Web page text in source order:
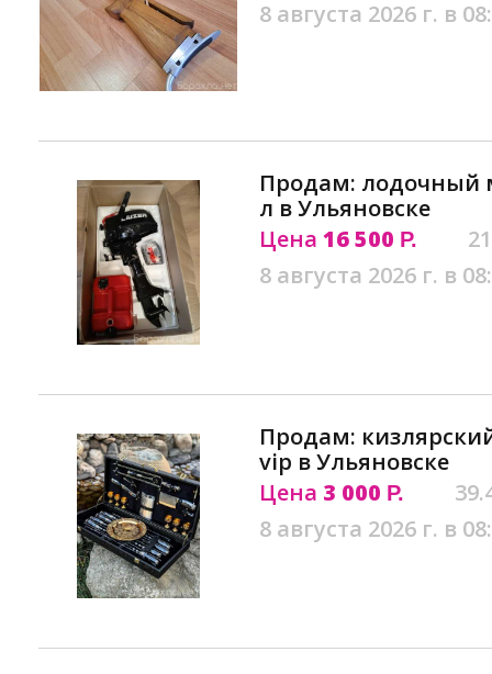
8 августа 2026 г. в
Продам: лодочный
л в Ульяновске
Цена 16 500 Р.
8 августа 2026 г. в
Продам:
vip в Ульяновске
Цена 3 000 Р.
8 августа 2026 г. в